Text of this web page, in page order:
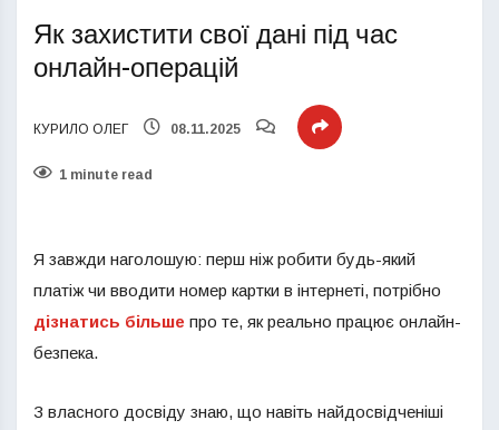
Як захистити свої дані під час
онлайн-операцій
КУРИЛО ОЛЕГ 08.11.2025
1 minute read
Я завжди наголошую: перш ніж робити будь-який
платіж чи вводити номер картки в інтернеті, потрібно
дізнатись більше про те, як реально працює онлайн-
безпека.
З власного досвіду знаю, що навіть найдосвідченіші